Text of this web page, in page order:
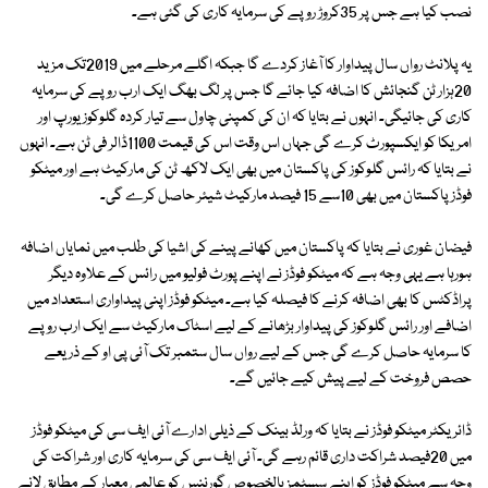
نصب کیا ہے جس پر 35کروڑ روپے کی سرمایہ کاری کی گئی ہے۔
یہ پلانٹ رواں سال پیداوار کا آغاز کردے گا جبکہ اگلے مرحلے میں 2019تک مزید
20ہزار ٹن گنجائش کا اضافہ کیا جائے گا جس پر لگ بھگ ایک ارب روپے کی سرمایہ
کاری کی جائیگی۔ انہوں نے بتایا کہ ان کی کمپنی چاول سے تیار کردہ گلوکوز یورپ اور
امریکا کو ایکسپورٹ کرے گی جہاں اس وقت اس کی قیمت 1100ڈالر فی ٹن ہے۔ انہوں
نے بتایا کہ رائس گلوکوز کی پاکستان میں بھی ایک لاکھ ٹن کی مارکیٹ ہے اور میٹکو
فوڈز پاکستان میں بھی 10سے 15 فیصد مارکیٹ شیئر حاصل کرے گی۔
فیضان غوری نے بتایا کہ پاکستان میں کھانے پینے کی اشیا کی طلب میں نمایاں اضافہ
ہورہا ہے یہی وجہ ہے کہ میٹکو فوڈز نے اپنے پورٹ فولیو میں رائس کے علاوہ دیگر
پراڈکٹس کا بھی اضافہ کرنے کا فیصلہ کیا ہے۔ میٹکو فوڈز اپنی پیداواری استعداد میں
اضافے اور رائس گلوکوز کی پیداوار بڑھانے کے لیے اسٹاک مارکیٹ سے ایک ارب روپے
کا سرمایہ حاصل کرے گی جس کے لیے رواں سال ستمبر تک آئی پی او کے ذریعے
حصص فروخت کے لیے پیش کیے جائیں گے۔
ڈائریکٹر میٹکو فوڈز نے بتایا کہ ورلڈ بینک کے ذیلی ادارے آئی ایف سی کی میٹکو فوڈز
میں 20فیصد شراکت داری قائم رہے گی۔ آئی ایف سی کی سرمایہ کاری اور شراکت کی